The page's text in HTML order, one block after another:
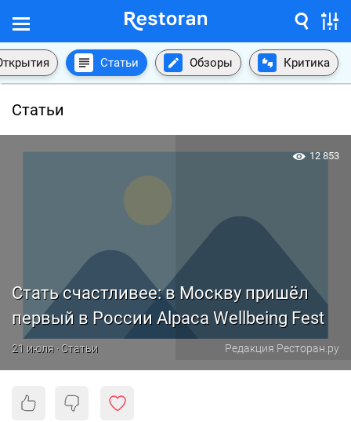
Статьи Обзоры Критика
Статьи
Стать счастливее: в Москву пришёл
первый в России Alpaca Wellbeing Fest
21 июля · Статьи Редакция Ресторан.ру
12 853